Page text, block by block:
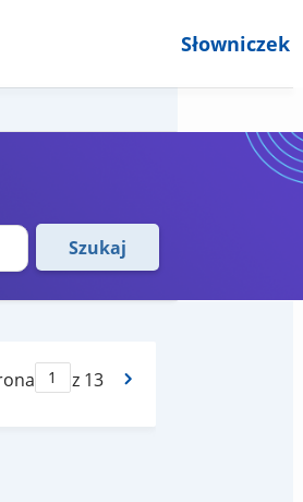
Słowniczek
Szukaj
z 13